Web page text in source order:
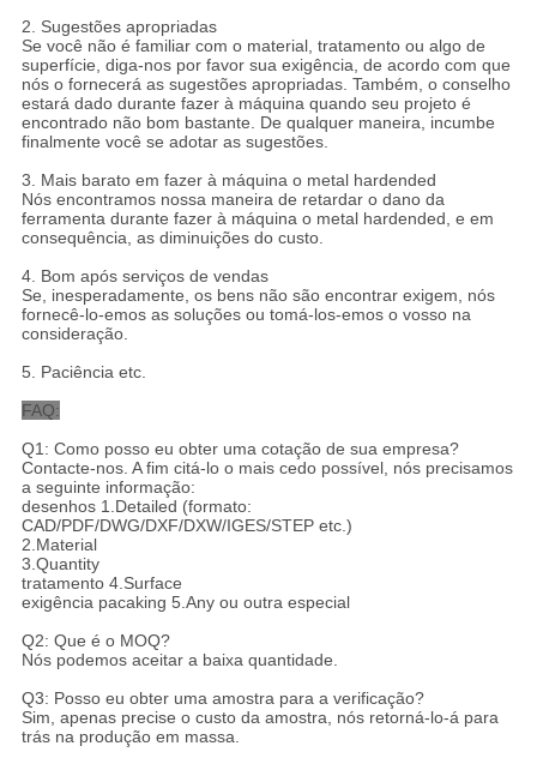
2. Sugestões apropriadas
Se você não é familiar com o material, tratamento ou algo de
superfície, diga-nos por favor sua exigência, de acordo com que
nós o fornecerá as sugestões apropriadas. Também, o conselho
estará dado durante fazer à máquina quando seu projeto é
encontrado não bom bastante. De qualquer maneira, incumbe
finalmente você se adotar as sugestões.
3. Mais barato em fazer à máquina o metal hardended
Nós encontramos nossa maneira de retardar o dano da
ferramenta durante fazer à máquina o metal hardended, e em
consequência, as diminuições do custo.
4. Bom após serviços de vendas
Se, inesperadamente, os bens não são encontrar exigem, nós
fornecê-lo-emos as soluções ou tomá-los-emos o vosso na
consideração.
5. Paciência etc.
FAQ:
Q1: Como posso eu obter uma cotação de sua empresa?
Contacte-nos. A fim citá-lo o mais cedo possível, nós precisamos
a seguinte informação:
desenhos 1.Detailed (formato:
CAD/PDF/DWG/DXF/DXW/IGES/STEP etc.)
2.Material
3.Quantity
tratamento 4.Surface
exigência pacaking 5.Any ou outra especial
Q2: Que é o MOQ?
Nós podemos aceitar a baixa quantidade.
Q3: Posso eu obter uma amostra para a verificação?
Sim, apenas precise o custo da amostra, nós retorná-lo-á para
trás na produção em massa.